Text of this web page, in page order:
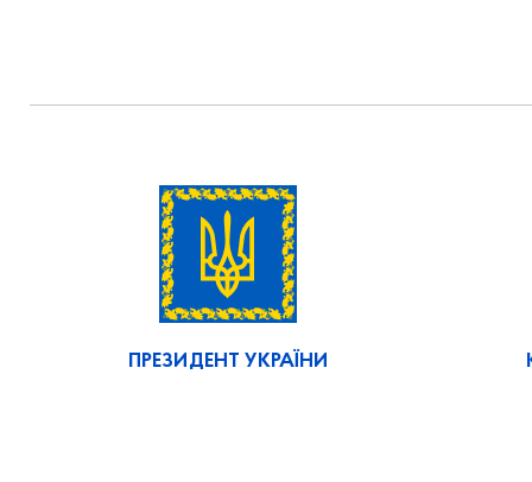
ПРЕЗИДЕНТ УКРАЇНИ